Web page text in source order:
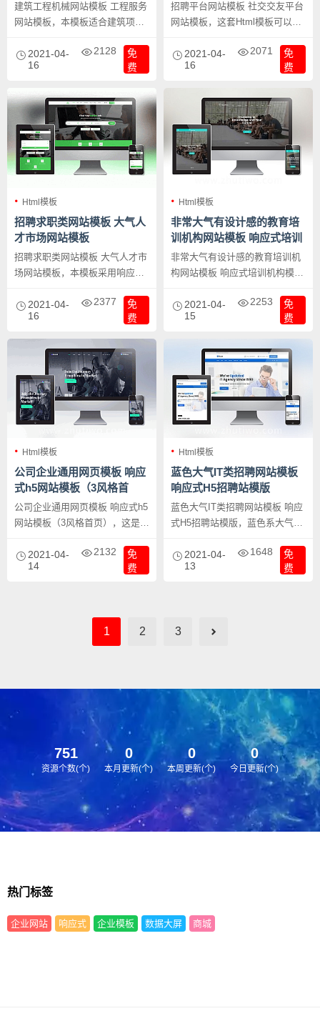
建筑工程机械网站模板 工程服务
网站模板，本模板适合建筑项目
服务类、塔吊、堆土机、挖机以
及工程建筑开发商等等均适合。
2021-04-
16
2128
免
费
招聘平台网站模板 社交交友平台
网站模板，这套Html模板可以做
自己看演示吧！
2021-04-
16
2071
免
费
Html模板
招聘求职类网站模板 大气人
才市场网站模板
招聘求职类网站模板 大气人才市
场网站模板，本模板采用响应式
板等终端显示设备，是个不错的
人才市场网站模板。
2021-04-
16
2377
免
费
Html模板
非常大气有设计感的教育培
训机构网站模板 响应式培训
机构模版下载
非常大气有设计感的教育培训机
构网站模板 响应式培训机构模版
便，可以应用到各种行业网站当
中。
2021-04-
15
2253
免
费
Html模板
公司企业通用网页模板 响应
式h5网站模板（3风格首
页）
公司企业通用网页模板 响应式h5
网站模板（3风格首页），这是一
模板，内含3个不同的首页风格，
每一个风格均大气宏大，让你的
2021-04-
14
2132
免
费
Html模板
蓝色大气IT类招聘网站模板
响应式H5招聘站模版
蓝色大气IT类招聘网站模板 响应
式H5招聘站模版，蓝色系大气布
2021-04-
13
1648
免
费
1 2 3
751
资源个数(个)
0
本月更新(个)
0
本周更新(个)
0
今日更新(个)
热门标签
企业网站 响应式 企业模板 数据大屏 商城